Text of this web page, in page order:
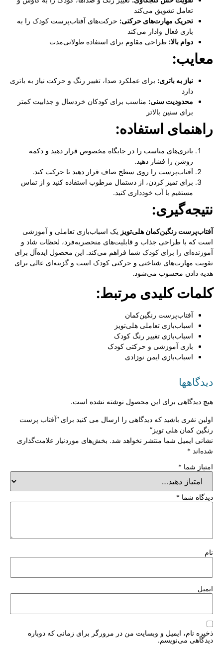
تعامل تشویق می‌کند
تحریک مهارت‌های حرکتی: حرکت‌های آفتاب‌پرست کودک را به
بازی فعال وادار می‌کند
دوام بالا: طراحی مقاوم برای استفاده طولانی‌مدت
معایب:
نیاز به باتری: برای عملکرد صدا، تغییر رنگ و حرکت نیاز به باتری
دارد
محدودیت سنی: مناسب برای کودکان خردسال و جذابیت کمتر
برای سنین بالاتر
راهنمای استفاده:
باتری‌های مناسب را در جایگاه مخصوص قرار دهید و دکمه
روشن را فشار دهید.
آفتاب‌پرست را روی سطح صاف قرار دهید تا حرکت کند.
برای تمیز کردن، از دستمال مرطوب استفاده کنید و از تماس
مستقیم با آب خودداری کنید.
نتیجه‌گیری:
آفتاب‌پرست رنگین‌کمان هلی‌تویز یک اسباب‌بازی تعاملی و آموزشی
است که با طراحی جذاب و قابلیت‌های منحصربه‌فرد، لحظات شاد و
آموزنده‌ای را برای کودک شما فراهم می‌کند. این محصول ایده‌آل برای
تقویت مهارت‌های شناختی و حرکتی کودک است و گزینه‌ای عالی برای
هدیه دادن محسوب می‌شود.
کلمات کلیدی مرتبط:
آفتاب‌پرست رنگین‌کمان
اسباب‌بازی تعاملی هلی‌تویز
اسباب‌بازی تغییر رنگ کودک
بازی آموزشی و حرکتی کودک
اسباب‌بازی ایمن نوزادی
دیدگاهها
هیچ دیدگاهی برای این محصول نوشته نشده است.
اولین نفری باشید که دیدگاهی را ارسال می کنید برای “آفتاب‌ پرست
رنگین‌ کمان هلی‌ تویز”
نشانی ایمیل شما منتشر نخواهد شد. بخش‌های موردنیاز علامت‌گذاری
شده‌اند *
امتیاز شما *
دیدگاه شما *
نام
ایمیل
ذخیره نام، ایمیل و وبسایت من در مرورگر برای زمانی که دوباره
دیدگاهی می‌نویسم.